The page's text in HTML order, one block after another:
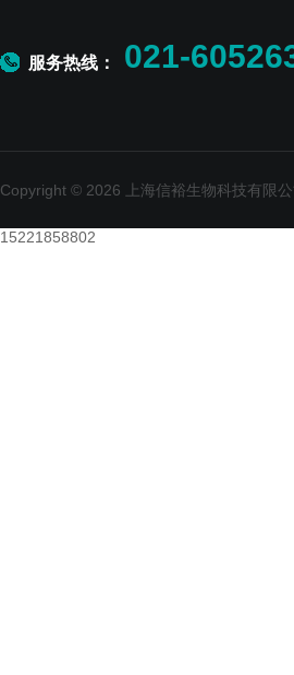
服务热线： 021-
Copyright © 2026 上海信裕生物科技有限
15221858802